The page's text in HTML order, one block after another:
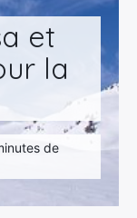
et
la
de